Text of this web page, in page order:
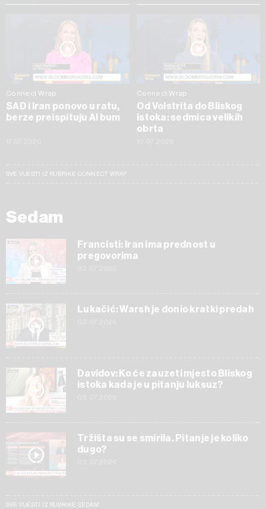
Connect Wrap
SAD i Iran ponovo u ratu,
berze preispituju AI bum
Connect Wrap
Od Volstrita do Bliskog
istoka: sedmica velikih
obrta
SVE VIJESTI IZ RUBRIKE CONNECT WRAP
Sedam
Francisti: Iran ima prednost u
pregovorima
Lukačić: Warsh je donio kratki predah
Davidov: Ko će zauzeti mjesto Bliskog
istoka kada je u pitanju luksuz?
Tržišta su se smirila. Pitanje je koliko
dugo?
SVE VIJESTI IZ RUBRIKE SEDAM